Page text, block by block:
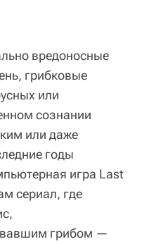
вредоносные
грибковые
или
сознании
или даже
годы
игра Last
сериал, где
грибом —